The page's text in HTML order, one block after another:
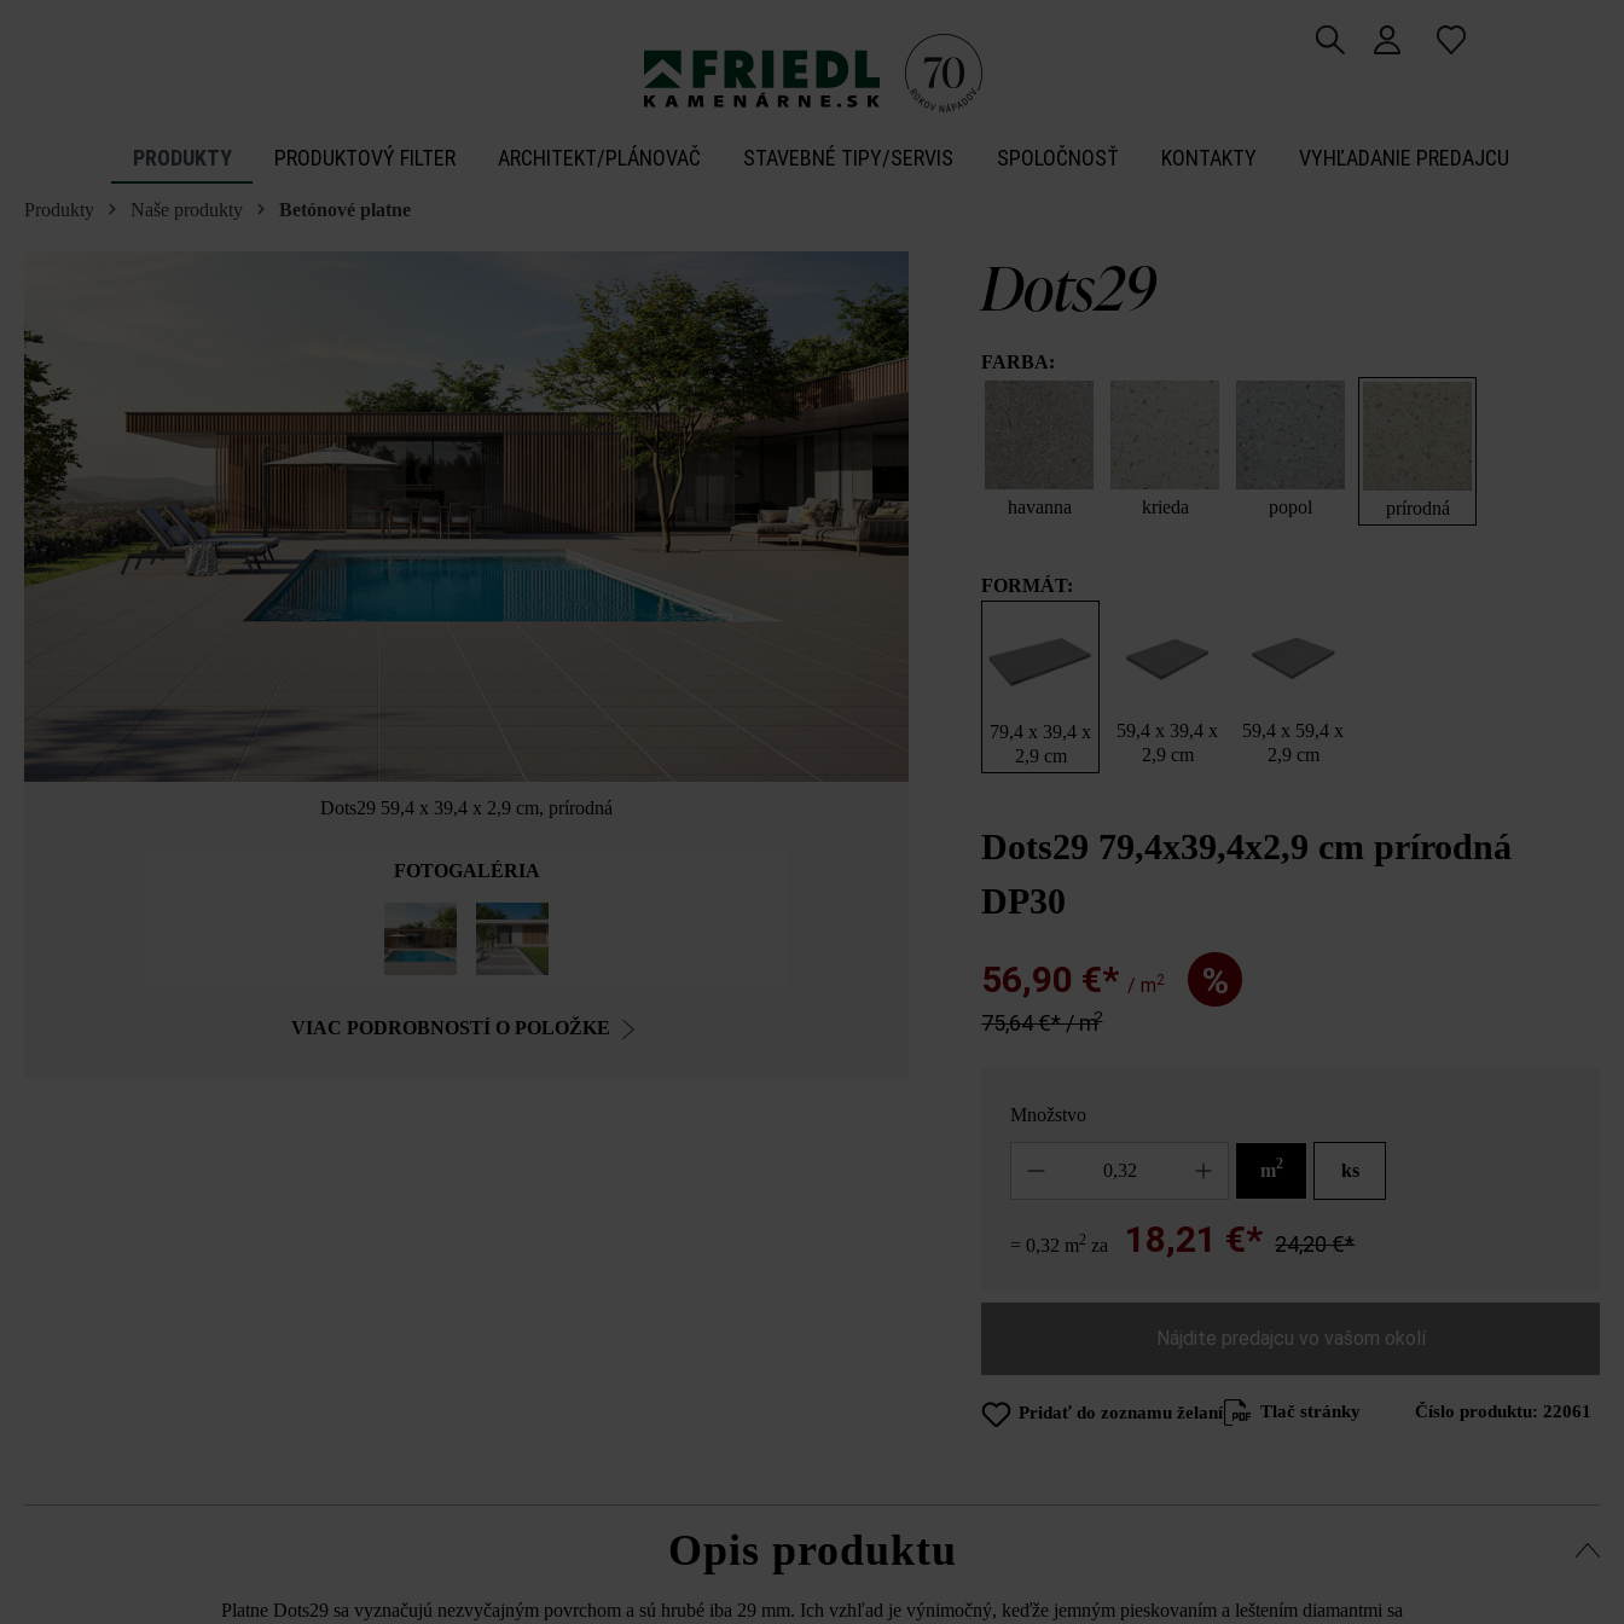
PRODUKTY PRODUKTOVÝ FILTER ARCHITEKT/PLÁNOVAČ STAVEBNÉ TIPY/SERVIS SPOLOČNOSŤ KONTAKTY VYHĽADANIE PREDAJCU
Produkty Naše produkty Betónové platne
Dots29 59,4 x 39,4 x 2,9 cm, prírodná
FOTOGALÉRIA
VIAC PODROBNOSTÍ O POLOŽKE
Dots29
FARBA:
havanna krieda popol prírodná
FORMÁT:
79,4 x 39,4 x
2,9 cm
59,4 x 39,4 x
2,9 cm
59,4 x 59,4 x
2,9 cm
Dots29 79,4x39,4x2,9 cm prírodná
DP30
56,90 €* / m2 %
75,64 €* / m2
Množstvo
m2 ks
= 0,32 m2 za 18,21 €* 24,20 €*
Nájdite predajcu vo vašom okolí
Pridať do zoznamu želaní Tlač stránky Číslo produktu: 22061
Opis produktu
Platne Dots29 sa vyznačujú nezvyčajným povrchom a sú hrubé iba 29 mm. Ich vzhľad je výnimočný, keďže jemným pieskovaním a leštením diamantmi sa